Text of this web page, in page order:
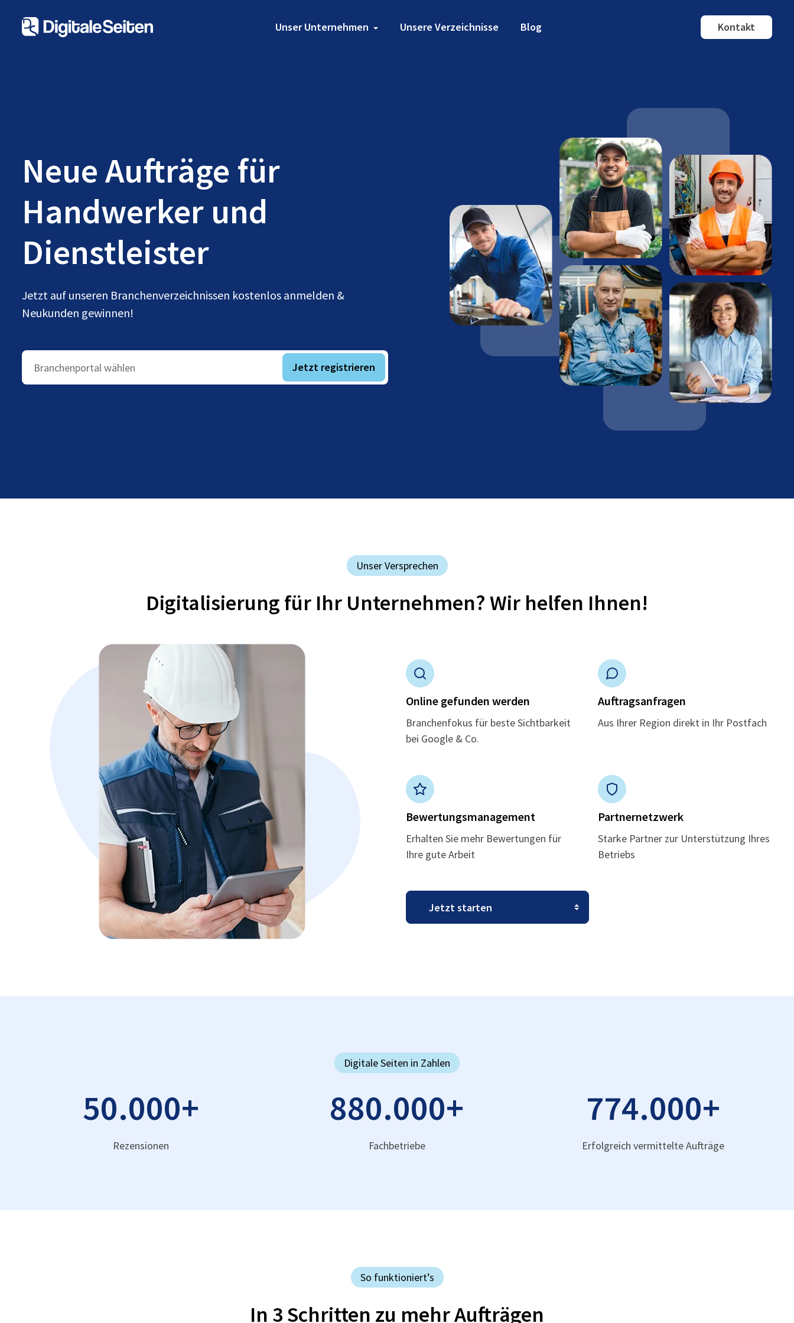
Unser Unternehmen Unsere Verzeichnisse Blog Kontakt
Neue Aufträge für
Handwerker und
Dienstleister
Jetzt auf unseren Branchenverzeichnissen kostenlos anmelden &
Neukunden gewinnen!
Branchenportal wählen Jetzt registrieren
Unser Versprechen
Digitalisierung für Ihr Unternehmen? Wir helfen Ihnen!
Online gefunden werden
Branchenfokus für beste Sichtbarkeit
bei Google & Co.
Auftragsanfragen
Aus Ihrer Region direkt in Ihr Postfach
Bewertungsmanagement
Erhalten Sie mehr Bewertungen für
Ihre gute Arbeit
Partnernetzwerk
Starke Partner zur Unterstützung Ihres
Betriebs
Digitale Seiten in Zahlen
50.000+
Rezensionen
880.000+
Fachbetriebe
774.000+
Erfolgreich vermittelte Aufträge
So funktioniert’s
In 3 Schritten zu mehr Aufträgen